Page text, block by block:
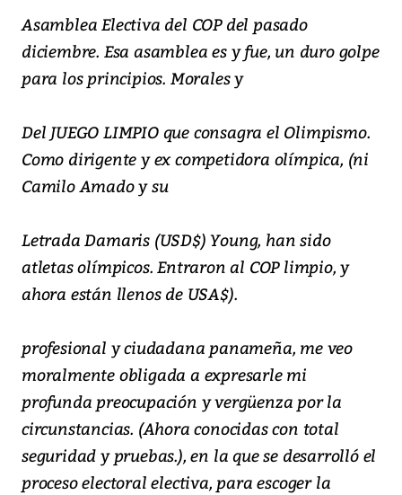
Asamblea Electiva del COP del pasado
diciembre. Esa asamblea es y fue, un duro golpe
para los principios. Morales y
Del JUEGO LIMPIO que consagra el Olimpismo.
Como dirigente y ex competidora olímpica, (ni
Camilo Amado y su
Letrada Damaris (USD$) Young, han sido
atletas olímpicos. Entraron al COP limpio, y
ahora están llenos de USA$).
profesional y ciudadana panameña, me veo
moralmente obligada a expresarle mi
profunda preocupación y vergüenza por la
circunstancias. (Ahora conocidas con total
seguridad y pruebas.), en la que se desarrolló el
proceso electoral electiva, para escoger la